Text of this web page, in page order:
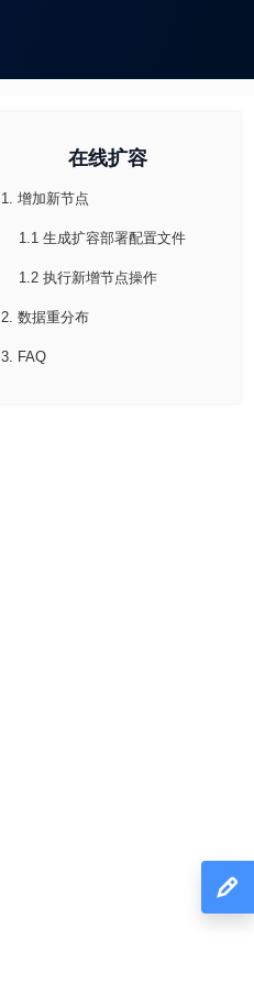
在线扩容
1. 增加新节点
1.1 生成扩容部署配置文件
1.2 执行新增节点操作
2. 数据重分布
3. FAQ